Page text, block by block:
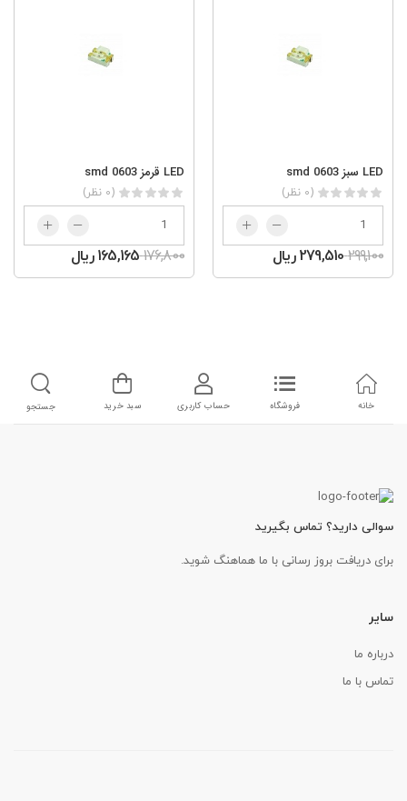
LED سبز smd 0603
(0 نظر)
299,100279,510 ریال
LED قرمز smd 0603
(0 نظر)
176,800165,165 ریال
خانه فروشگاه حساب کاربری سبد خرید جستجو
سوالی دارید؟ تماس بگیرید
برای دریافت بروز رسانی با ما هماهنگ شوید.
سایر
درباره ما
تماس با ما